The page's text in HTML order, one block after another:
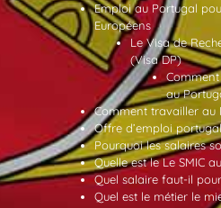
Emploi au Portugal
Européens
Le Visa de
(Visa DP)
au
Comment travailler au
Offre d’emploi
Pourquoi les salaires
Quelle est le Le SMIC
Quel salaire faut-il
Quel est le métier le